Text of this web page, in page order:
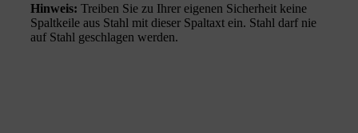
Hinweis: Treiben Sie zu Ihrer eigenen Sicherheit keine
Spaltkeile aus Stahl mit dieser Spaltaxt ein. Stahl darf nie
auf Stahl geschlagen werden.